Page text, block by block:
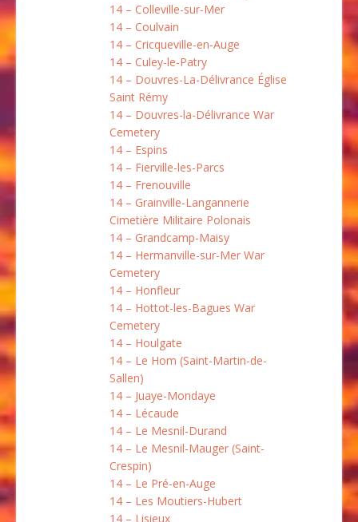
14 – Colleville-sur-Mer
14 – Coulvain
14 – Cricqueville-en-Auge
14 – Culey-le-Patry
14 – Douvres-La-Délivrance Église
Saint Rémy
14 – Douvres-la-Délivrance War
Cemetery
14 – Espins
14 – Fierville-les-Parcs
14 – Frenouville
14 – Grainville-Langannerie
Cimetière Militaire Polonais
14 – Grandcamp-Maisy
14 – Hermanville-sur-Mer War
Cemetery
14 – Honfleur
14 – Hottot-les-Bagues War
Cemetery
14 – Houlgate
14 – Le Hom (Saint-Martin-de-
Sallen)
14 – Juaye-Mondaye
14 – Lécaude
14 – Le Mesnil-Durand
14 – Le Mesnil-Mauger (Saint-
Crespin)
14 – Le Pré-en-Auge
14 – Les Moutiers-Hubert
14 – Lisieux